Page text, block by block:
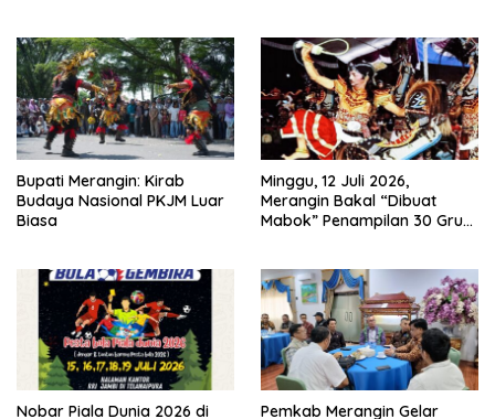
Sejak 2002
Bupati Merangin: Kirab
Budaya Nasional PKJM Luar
Biasa
Minggu, 12 Juli 2026,
Merangin Bakal “Dibuat
Mabok” Penampilan 30 Grup
Nobar Piala Dunia 2026 di
Pemkab Merangin Gelar